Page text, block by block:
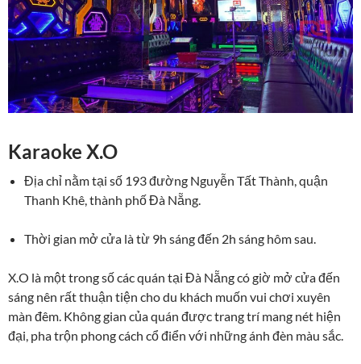
Karaoke X.O
Địa chỉ nằm tại số 193 đường Nguyễn Tất Thành, quận
Thanh Khê, thành phố Đà Nẵng.
Thời gian mở cửa là từ 9h sáng đến 2h sáng hôm sau.
X.O là một trong số các quán tại Đà Nẵng có giờ mở cửa đến
sáng nên rất thuận tiện cho du khách muốn vui chơi xuyên
màn đêm. Không gian của quán được trang trí mang nét hiện
đại, pha trộn phong cách cổ điển với những ánh đèn màu sắc.